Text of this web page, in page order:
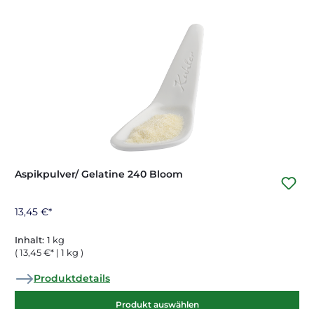
Aspikpulver/ Gelatine 240 Bloom
13,45 €*
Inhalt: 1 kg
( 13,45 €* | 1 kg )
Produktdetails
Produkt auswählen